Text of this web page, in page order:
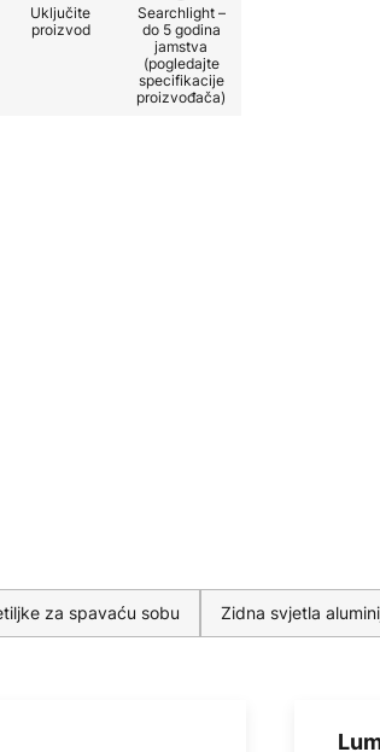
Uključite
proizvod
Searchlight –
do 5 godina
jamstva
(pogledajte
specifikacije
proizvođača)
za spavaću sobu Zidna svjetla